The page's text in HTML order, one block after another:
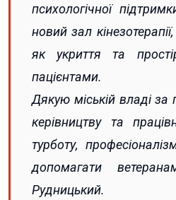
психологічної
новий зал
як укриття та
пацієнтами.
Дякую міській владі за
керівництву та
турботу,
допомагати
Рудницький.